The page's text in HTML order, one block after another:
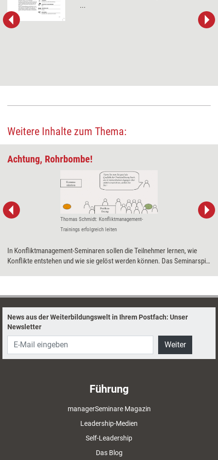
...
Weitere Inhalte zum Thema:
Achtung, Rohrbombe!
Thomas Schmidt: Konfliktmanagement-
Trainings erfolgreich leiten
In Konfliktmanagement-Seminaren sollen die Teilnehmer lernen, wie
Konflikte entstehen und wie sie gelöst werden können. Das Seminarspiel
News aus der Weiterbildungswelt in Ihrem Postfach: Unser
Newsletter
Weiter
Führung
managerSeminare Magazin
Leadership-Medien
Self-Leadership
Das Blog